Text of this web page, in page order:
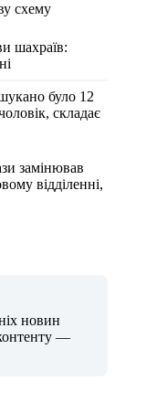
схему
шахраїв:
було 12
складає
замінював
відділенні,
новин
—